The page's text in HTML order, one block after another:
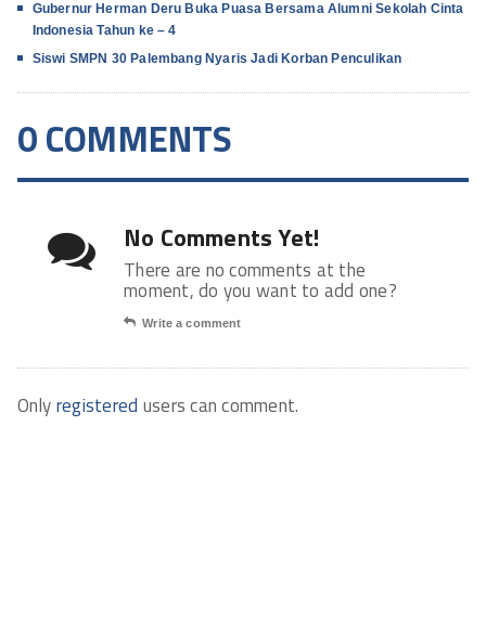
Gubernur Herman Deru Buka Puasa Bersama Alumni Sekolah Cinta
Indonesia Tahun ke – 4
Siswi SMPN 30 Palembang Nyaris Jadi Korban Penculikan
0 COMMENTS
No Comments Yet!
There are no comments at the
moment, do you want to add one?
Write a comment
Onlyregistered users can comment.